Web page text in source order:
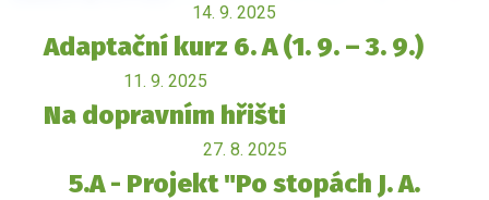
14. 9. 2025
Adaptační kurz 6. A (1. 9. – 3. 9.)
11. 9. 2025
Na dopravním hřišti
27. 8. 2025
5.A - Projekt "Po stopách J. A.